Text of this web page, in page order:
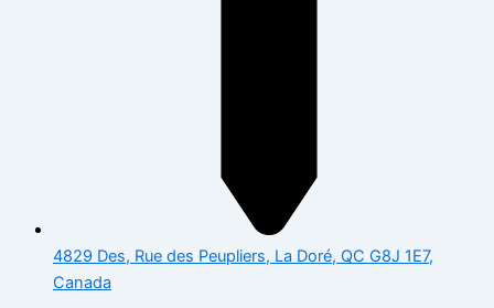
4829 Des, Rue des Peupliers, La Doré, QC G8J 1E7,
Canada